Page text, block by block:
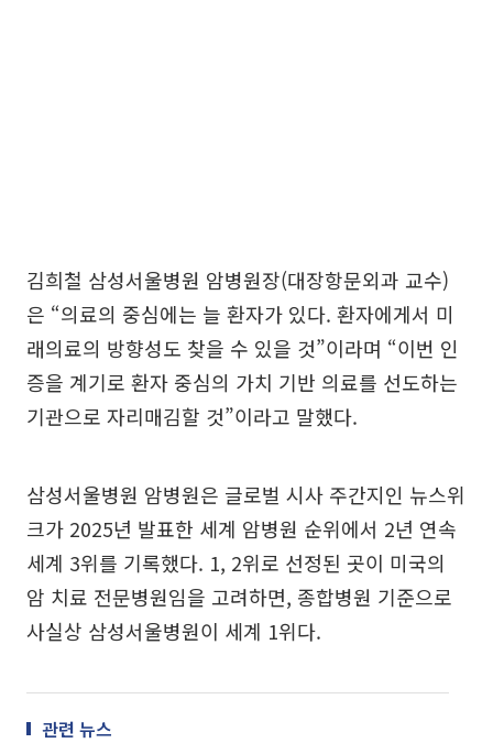
김희철 삼성서울병원 암병원장(대장항문외과 교수)
은 “의료의 중심에는 늘 환자가 있다. 환자에게서 미
래의료의 방향성도 찾을 수 있을 것”이라며 “이번 인
증을 계기로 환자 중심의 가치 기반 의료를 선도하는
기관으로 자리매김할 것”이라고 말했다.
삼성서울병원 암병원은 글로벌 시사 주간지인 뉴스위
크가 2025년 발표한 세계 암병원 순위에서 2년 연속
세계 3위를 기록했다. 1, 2위로 선정된 곳이 미국의
암 치료 전문병원임을 고려하면, 종합병원 기준으로
사실상 삼성서울병원이 세계 1위다.
관련 뉴스